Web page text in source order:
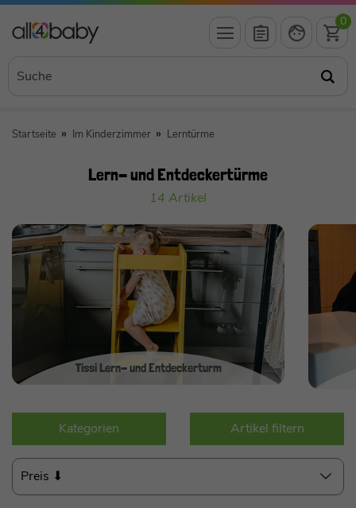
0
Startseite Im Kinderzimmer Lerntürme
Lern- und Entdeckertürme
14 Artikel
Tissi Lern- und Entdeckerturm
Kategorien Artikel filtern
Preis ⬇